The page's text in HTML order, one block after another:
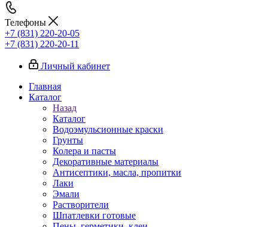
Телефоны
+7 (831) 220-20-05
+7 (831) 220-20-11
Личный кабинет
Главная
Каталог
Назад
Каталог
Водоэмульсионные краски
Грунты
Колера и пасты
Декоративные материалы
Антисептики, масла, пропитки
Лаки
Эмали
Растворители
Шпатлевки готовые